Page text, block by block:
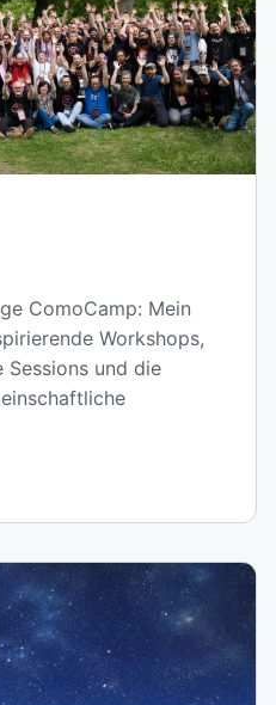
ComoCamp: Mein
Workshops,
Sessions und die